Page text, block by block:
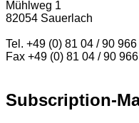
Mühlweg 1
82054 Sauerlach
Tel. +49 (0) 81 04 / 90 966
Fax +49 (0) 81 04 / 90
Subscription-